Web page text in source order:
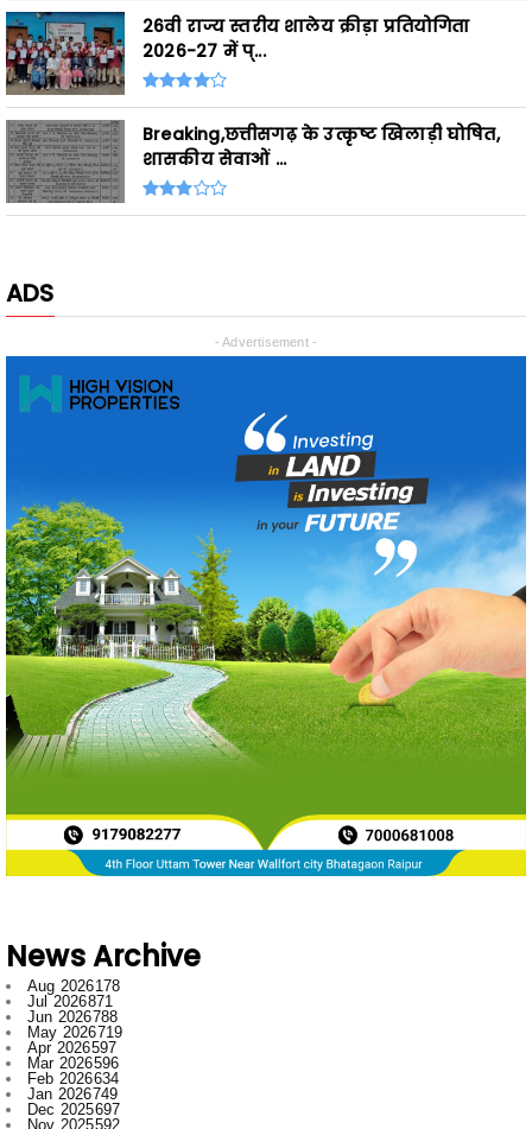
Breaking,छत्तीसगढ़ के उत्कृष्ट खिलाड़ी घोषित,
शासकीय सेवाओं ...
ADS
News Archive
Jun 2026
788
May 2026719
Apr 2026597
Mar 2026596
Feb 2026634
Jan 2026749
Dec 2025697
Nov 2025592
Oct 2025546
Sept 2025662
Aug 2025669
Jul 2025776